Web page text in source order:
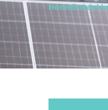
Home